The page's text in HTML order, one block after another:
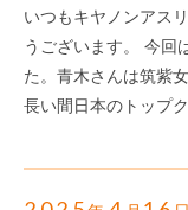
いつもキヤノンアス
うございます。 今回
た。青木さんは筑紫
長い間日本のトップ